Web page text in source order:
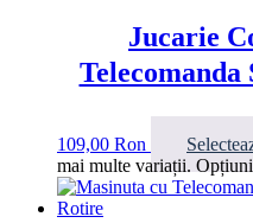
Jucarie
109,00 Ron
mai multe variații.